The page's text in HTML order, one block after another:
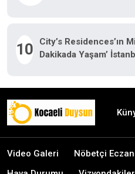
10
City’s Residences’ın
Dakikada Yaşam’
Video Galeri Nöbetçi